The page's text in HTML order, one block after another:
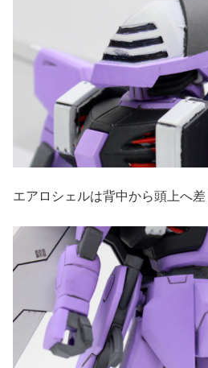
エアロシェルは背中から頭上へ差